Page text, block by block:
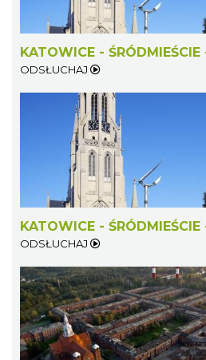
KATOWICE -
ODSŁUCHAJ
KATOWICE -
ODSŁUCHAJ